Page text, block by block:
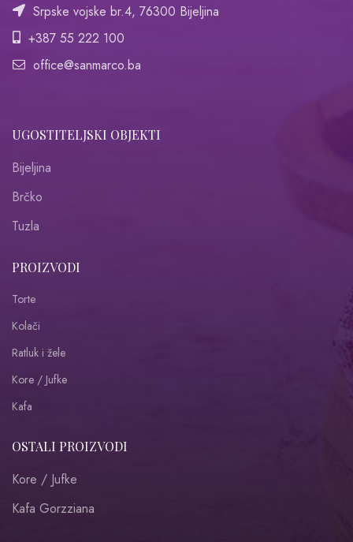
Srpske vojske br.4, 76300 Bijeljina
+387 55 222 100
office@sanmarco.ba
UGOSTITELJSKI OBJEKTI
Bijeljina
Brčko
Tuzla
PROIZVODI
Torte
Kolači
Ratluk i žele
Kore / Jufke
Kafa
OSTALI PROIZVODI
Kore / Jufke
Kafa Gorzziana